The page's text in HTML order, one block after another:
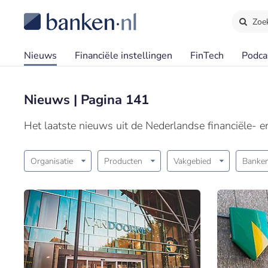
Nieuws Financiële instellingen FinTech
Nieuws | Pagina 141
Het laatste nieuws uit de Nederlandse financiële-
Organisatie Producten Vakgebied